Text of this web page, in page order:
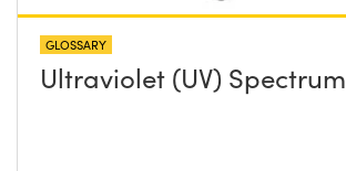
GLOSSARY
Ultraviolet (UV) Spectrum